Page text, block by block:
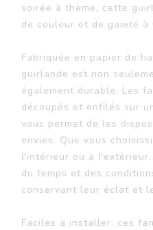
soirée à thème, cette
de couleur et de gaieté à
Fabriquée en papier de
guirlande est non
également durable. Les
découpés et enfilés sur
vous permet de les
envies. Que vous
l'intérieur ou à
du temps et des
conservant leur éclat et
Faciles à installer, ces